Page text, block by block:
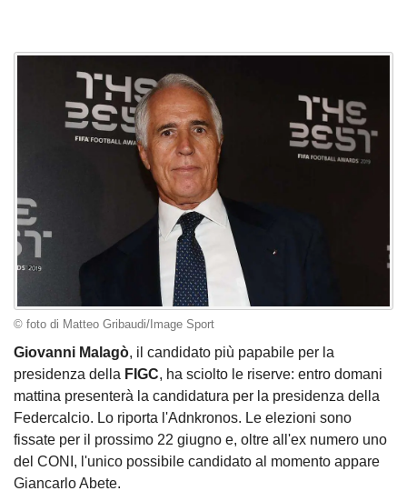
© foto di Matteo Gribaudi/Image Sport
Giovanni Malagò, il candidato più papabile per la
presidenza della FIGC, ha sciolto le riserve: entro domani
mattina presenterà la candidatura per la presidenza della
Federcalcio. Lo riporta l'Adnkronos. Le elezioni sono
fissate per il prossimo 22 giugno e, oltre all'ex numero uno
del CONI, l'unico possibile candidato al momento appare
Giancarlo Abete.